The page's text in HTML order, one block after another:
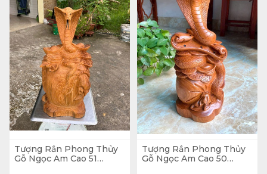
Tượng Rắn Phong Thủy
Gỗ Ngọc Am Cao 51
Tượng Rắn Phong Thủy
Gỗ Ngọc Am Cao 50